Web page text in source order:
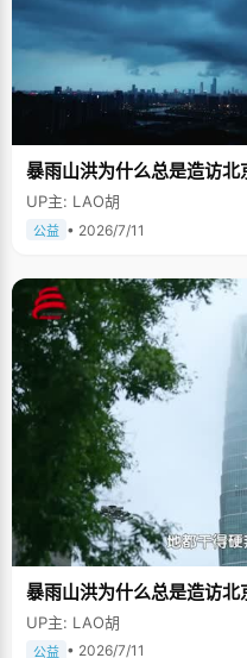
暴雨山洪为什么总是造访北
UP主: LAO胡
公益 • 2026/7/11
暴雨山洪为什么总是造访北
UP主: LAO胡
公益 • 2026/7/11